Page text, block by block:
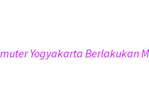
Yogyakarta Berlakukan